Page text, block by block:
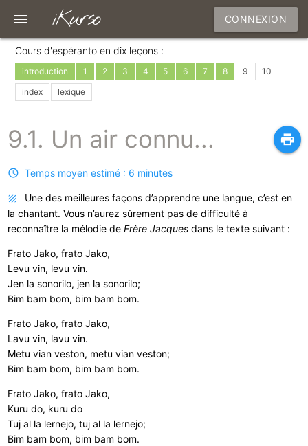
iKurso
menu CONNEXION
Cours d'espéranto en dix leçons :
introduction 1 2 3 4 5 6 7 8 9
10
index
lexique
print
9.1. Un air connu...
Temps moyen estimé : 6 minutes
Une des meilleures façons d’apprendre une langue, c’est en
la chantant. Vous n’aurez sûrement pas de difficulté à
reconnaître la mélodie de Frère Jacquesdans le texte suivant :
Frato Jako, frato Jako,
Levu vin, levu vin.
Jen la sonorilo, jen la sonorilo;
Bim bam bom, bim bam bom.
Frato Jako, frato Jako,
Lavu vin, lavu vin.
Metu vian veston, metu vian veston;
Bim bam bom, bim bam bom.
Frato Jako, frato Jako,
Kuru do, kuru do
Tuj al la lernejo, tuj al la lernejo;
Bim bam bom, bim bam bom.